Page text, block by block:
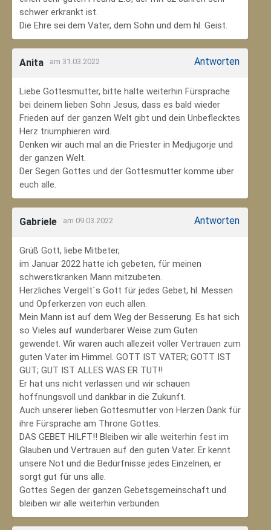
schwer erkrankt ist.
Die Ehre sei dem Vater, dem Sohn und dem hl. Geist.
Anita am 31.03.2022 Antworten
Liebe Gottesmutter, bitte halte weiterhin Fürsprache
bei deinem lieben Sohn Jesus, dass es bald wieder
Frieden auf der ganzen Welt gibt und dein Unbeflecktes
Herz triumphieren wird.
Denken wir auch mal an die Priester in Medjugorje und
der ganzen Welt.
Der Segen Gottes und der Gottesmutter komme über
euch alle.
Gabriele am 09.03.2022 Antworten
Grüß Gott, liebe Mitbeter,
im Januar 2022 hatte ich gebeten, für meinen
schwerstkranken Mann mitzubeten.
Herzliches Vergelt´s Gott für jedes Gebet, hl. Messen
und Opferkerzen von euch allen.
Mein Mann ist auf dem Weg der Besserung. Es hat sich
so Vieles auf wunderbarer Weise zum Guten
gewendet. Wir waren auch allezeit voller Vertrauen zum
guten Vater im Himmel. GOTT IST VATER; GOTT IST
GUT; GUT IST ALLES WAS ER TUT!!
Er hat uns nicht verlassen und wir schauen
hoffnungsvoll und dankbar in die Zukunft.
Auch unserer lieben Gottesmutter von Herzen Dank für
ihre Fürsprache am Throne Gottes.
DAS GEBET HILFT!! Bleiben wir alle weiterhin fest im
Glauben und Vertrauen auf den guten Vater. Er kennt
unsere Not und die Bedürfnisse jedes Einzelnen, er
sorgt gut für uns alle.
Gottes Segen der ganzen Gebetsgemeinschaft und
bleiben wir alle weiterhin verbunden.